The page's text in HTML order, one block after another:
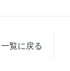
一覧に戻る